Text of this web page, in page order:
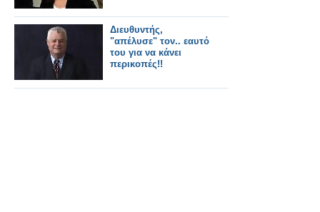
Διευθυντής,
"απέλυσε" τον.. εαυτό
του για να κάνει
περικοπές!!